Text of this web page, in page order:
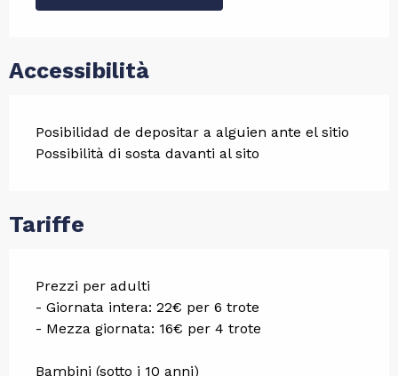
Accessibilità
Posibilidad de depositar a alguien ante el sitio
Possibilità di sosta davanti al sito
Tariffe
Prezzi per adulti
- Giornata intera: 22€ per 6 trote
- Mezza giornata: 16€ per 4 trote
Bambini (sotto i 10 anni)